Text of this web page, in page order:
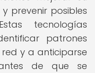
prevenir posibles
tecnologías
patrones
y a anticiparse
de que se